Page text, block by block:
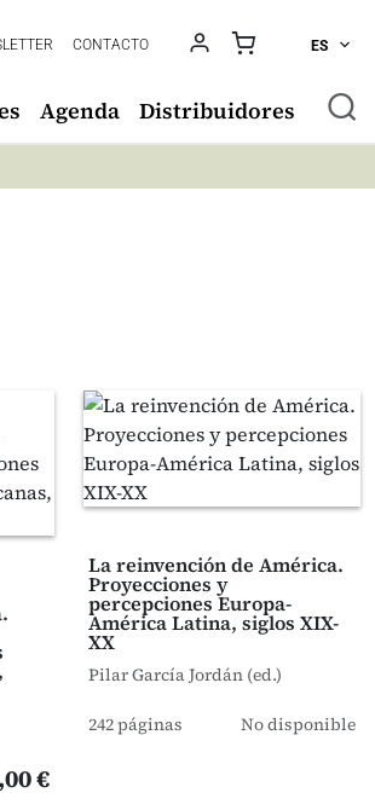
CONTACTO ES
Agenda Distribuidores
€
La reinvención de América.
Proyecciones y
percepciones Europa-
América Latina, siglos XIX-
XX
Pilar García Jordán (ed.)
242 páginas No disponible